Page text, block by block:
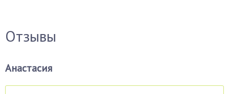
Отзывы
Анастасия